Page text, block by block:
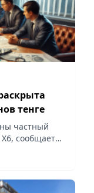
тенге
частный
сообщает